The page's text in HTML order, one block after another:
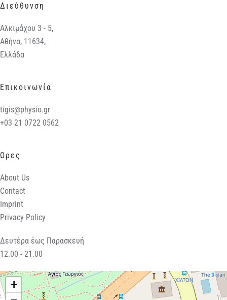
Διεύθυνση
Αλκιμάχου 3 - 5,
Αθήνα, 11634,
Ελλάδα
Επικοινωνία
tigis@physio.gr
+03 21 0722 0562
Ωρες
About Us
Contact
Imprint
Privacy Policy
Δευτέρα έως Παρασκευή
12.00 - 21.00
+